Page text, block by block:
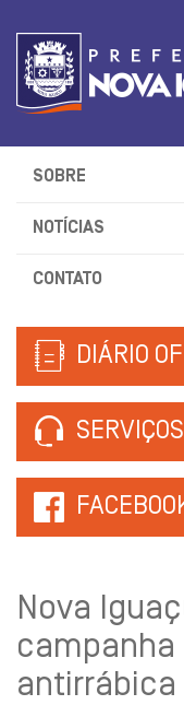
SOBRE
NOTÍCIAS
CONTATO
DIÁRIO
SERVIÇOS
Nova
campanha
antirrábica